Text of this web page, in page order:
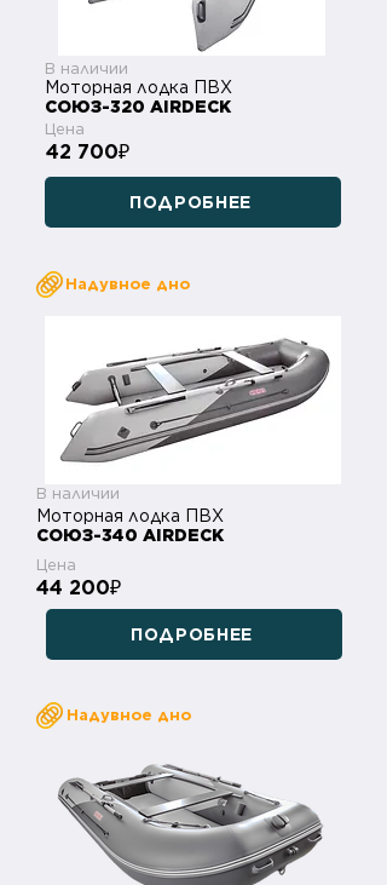
В наличии
Моторная лодка ПВХ
СОЮЗ-320 AIRDECK
Цена
42 700₽
ПОДРОБНЕЕ
Надувное дно
В наличии
Моторная лодка ПВХ
СОЮЗ-340 AIRDECK
Цена
44 200₽
ПОДРОБНЕЕ
Надувное дно